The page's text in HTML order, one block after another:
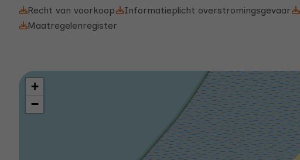
Recht van voorkoop Informatieplicht overstromingsgevaar
Maatregelenregister
+
−